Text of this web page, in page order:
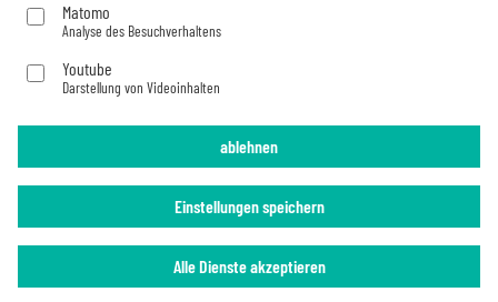
Subscribe now
Imprint Privacy Policy
Matomo
Analyse des Besuchverhaltens
Youtube
Darstellung von Videoinhalten
Alle Dienste akzeptieren
Einstellungen speichern
ablehnen